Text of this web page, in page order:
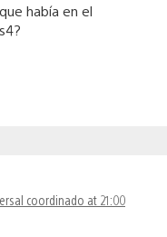
había en el
coordinado at 21:00